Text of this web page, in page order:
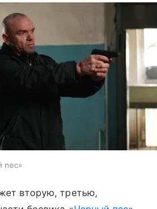
пес»
вторую, третью,